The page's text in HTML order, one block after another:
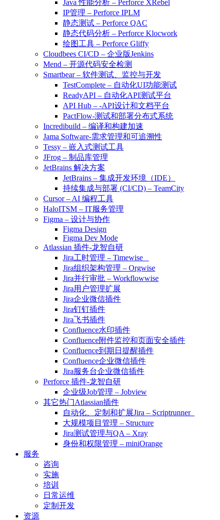
Java 性能分析 – Perforce XRebel
IP管理 – Perforce IPLM
静态测试 – Perforce QAC
静态代码分析 – Perforce Klocwork
绘图工具 – Perforce Gliffy
Cloudbees CI/CD – 企业版Jenkins
Mend – 开源代码安全检测
Smartbear – 软件测试、监控与开发
TestComplete – 自动化UI功能测试
ReadyAPI – 自动化API测试平台
API Hub – -API设计和文档平台
PactFlow-测试和部署分布式系统
Incredibuild – 编译和构建加速
Jama Software-需求管理和可追溯性
Tessy – 嵌入式测试工具
JFrog – 制品库管理
JetBrains 解决方案
JetBrains – 集成开发环境（IDE）
持续集成与部署 (CI/CD) – TeamCity
Cursor – AI 编程工具
HaloITSM – IT服务管理
Figma – 设计与协作
Figma Design
Figma Dev Mode
Atlassian 插件-龙智自研
Jira工时管理 – Timewise
Jira组织架构管理 – Orgwise
Jira并行审批 – Workflowwise
Jira用户管理扩展
Jira企业微信插件
Jira钉钉插件
Jira飞书插件
Confluence水印插件
Confluence附件监控和页面安全插件
Confluence到期日提醒插件
Confluence企业微信插件
Jira服务台企业微信插件
Perforce 插件-龙智自研
企业级Job管理 – Jobview
其它热门Atlassian插件
自动化、定制和扩展Jira – Scriptrunner
大规模项目管理 – Structure
Jira测试管理与QA – Xray
身份和权限管理 – miniOrange
服务
咨询
实施
培训
日常运维
定制开发
资源